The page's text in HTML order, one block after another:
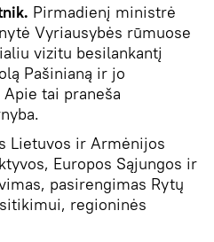
Pirmadienį ministrė
Vyriausybės rūmuose
vizitu besilankantį
Pašinianą ir jo
tai praneša
Lietuvos ir Armėnijos
Europos Sąjungos ir
pasirengimas Rytų
regioninės